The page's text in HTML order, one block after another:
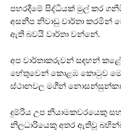
පහරදීමේ සිද්ධියක් මුල් කර
අසනීප නිවාඩු වාර්තා කරමින්
ඇති බවයි වාර්තා වන්නේ.
අප වාර්තාකරුවන් සඳහන්
හේතුවෙන් කොළඹ කොටුව
ස්ථානවල මගීන්
දුම්රිය උප නියාමකවරයෙකු
නිලධාරියෙකු අතර ඇතිවූ